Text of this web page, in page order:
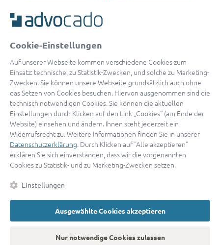
Mit Apple anmelden
Sign in with Google
By continuing, you are indicating that you accept ourTerms of
ServiceandPrivacy Policy.
Sie haben noch keinen Zugang?Hier registrieren
oder als Anwalt registrieren.
© 2026 advocado
Cookie-Einstellungen
Auf unserer Webseite kommen verschiedene Cookies zum
Einsatz: technische, zu Statistik-Zwecken, und solche zu Marketing-
Zwecken. Sie können unsere Webseite grundsätzlich auch ohne
das Setzen von Cookies besuchen. Hiervon ausgenommen sind die
technisch notwendigen Cookies. Sie können die aktuellen
Einstellungen durch Klicken auf den Link „Cookies“ (am Ende der
Website) einsehen und ändern. Ihnen steht jederzeit ein
Widerrufsrecht zu. Weitere Informationen finden Sie in unserer
Datenschutzerklärung. Durch Klicken auf "Alle akzeptieren"
erklären Sie sich einverstanden, dass wir die vorgenannten
Cookies zu Statistik- und zu Marketing-Zwecken setzen.
Einstellungen
Ausgewählte Cookies akzeptieren
Nur notwendige Cookies zulassen